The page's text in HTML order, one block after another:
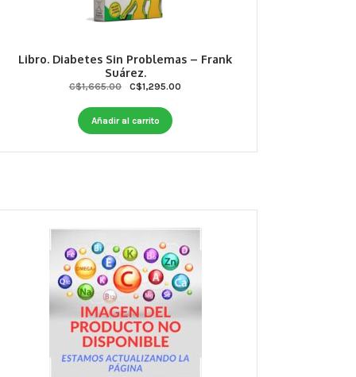
Libro. Diabetes Sin Problemas – Frank
Suárez.
C$1,665.00
Original
was:
C$1,665.00.
C$1,295.00
Añadir al carrito